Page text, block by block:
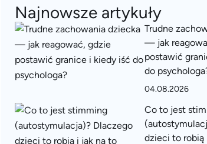
Najnowsze artykuły
Trudne
— jak
postawić
do
04.08.2026
Co to jest
dzieci to robią